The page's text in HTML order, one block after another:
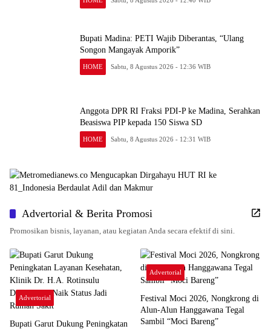
Bupati Madina: PETI Wajib Diberantas, “Ulang
Songon Mangayak Amporik”
HOME Sabtu, 8 Agustus 2026 - 12:36 WIB
Anggota DPR RI Fraksi PDI-P ke Madina, Serahkan
Beasiswa PIP kepada 150 Siswa SD
HOME Sabtu, 8 Agustus 2026 - 12:31 WIB
Advertorial & Berita Promosi
Promosikan bisnis, layanan, atau kegiatan Anda secara efektif di sini.
Advertorial
Bupati Garut Dukung Peningkatan
Advertorial
Festival Moci 2026, Nongkrong di
Alun-Alun Hanggawana Tegal
Sambil “Moci Bareng”